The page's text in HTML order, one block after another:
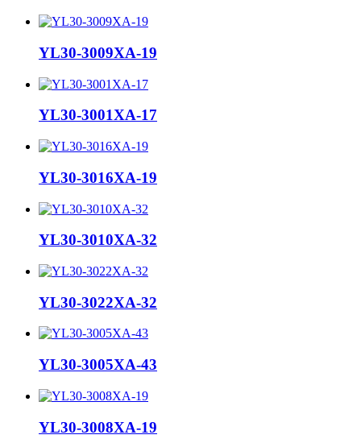
YL30-3009XA-19
YL30-3001XA-17
YL30-3016XA-19
YL30-3010XA-32
YL30-3022XA-32
YL30-3005XA-43
YL30-3008XA-19